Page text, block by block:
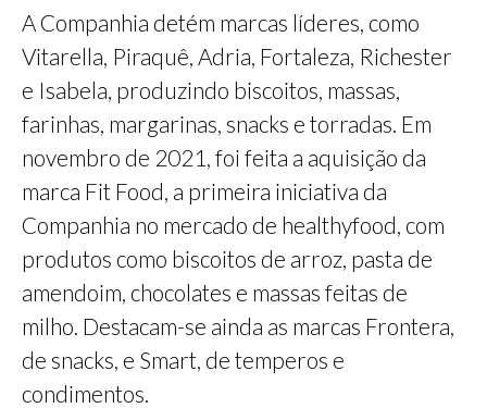
A Companhia detém marcas líderes, como
Vitarella, Piraquê, Adria, Fortaleza, Richester
e Isabela, produzindo biscoitos, massas,
farinhas, margarinas, snacks e torradas. Em
novembro de 2021, foi feita a aquisição da
marca Fit Food, a primeira iniciativa da
Companhia no mercado de healthyfood, com
produtos como biscoitos de arroz, pasta de
amendoim, chocolates e massas feitas de
milho. Destacam-se ainda as marcas Frontera,
de snacks, e Smart, de temperos e
condimentos.